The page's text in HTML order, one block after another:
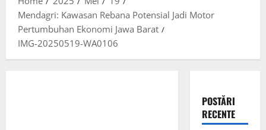
Mendagri: Kawasan Rebana Potensial Jadi Motor
Pertumbuhan Ekonomi Jawa Barat
IMG-20250519-WA0106
POSTĂRI
RECENTE